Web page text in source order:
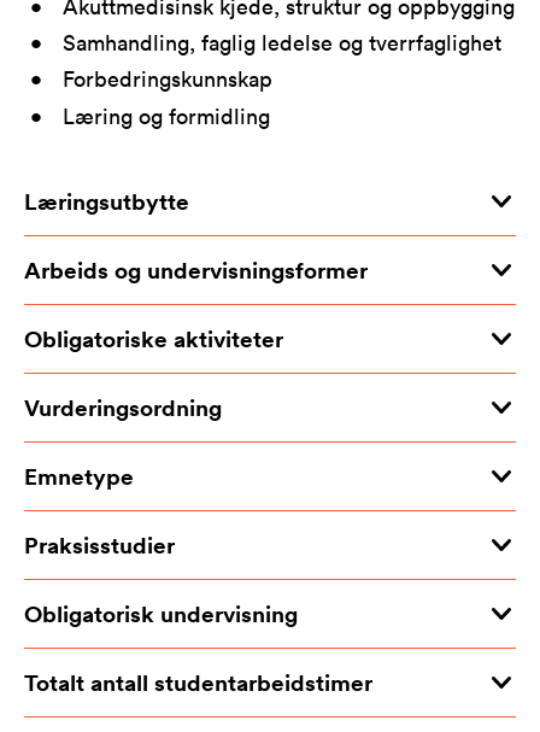
Akuttmedisinsk kjede, struktur og oppbygging
Samhandling, faglig ledelse og tverrfaglighet
Forbedringskunnskap
Læring og formidling
Læringsutbytte
Arbeids og undervisningsformer
Obligatoriske aktiviteter
Vurderingsordning
Emnetype
Praksisstudier
Obligatorisk undervisning
Totalt antall studentarbeidstimer